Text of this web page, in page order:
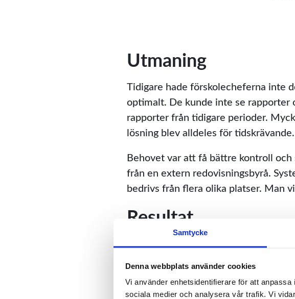
Samtycke
Denna webbplats använder cookies
Vi använder enhetsidentifierare för att
sociala medier och analysera vår trafik. Vi
Utmaning
Tidigare hade förskolecheferna inte
optimalt. De kunde inte se rapporter
rapporter från tidigare perioder.
lösning blev alldeles för tidskrävande.
Behovet var att få bättre kontroll
från en extern redovisningsbyrå.
bedrivs från flera olika platser. Man
Resultat
Det är viktigt för oss att kunna
har i liten grad möjlighet att påverka
samt en fastställd föräldraavgift.